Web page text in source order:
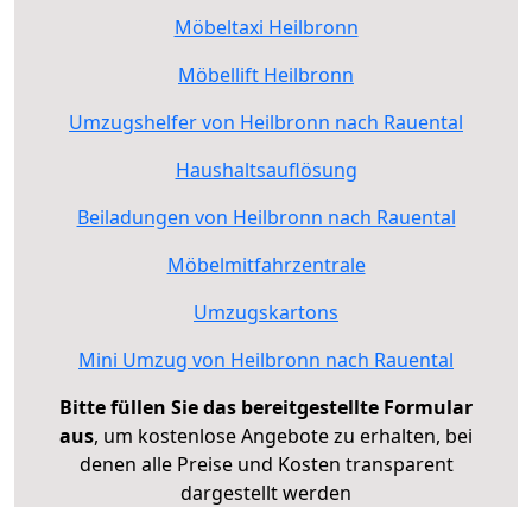
Möbeltaxi Heilbronn
Möbellift Heilbronn
Umzugshelfer von Heilbronn nach Rauental
Haushaltsauflösung
Beiladungen von Heilbronn nach Rauental
Möbelmitfahrzentrale
Umzugskartons
Mini Umzug von Heilbronn nach Rauental
Bitte füllen Sie das bereitgestellte Formular
aus, um kostenlose Angebote zu erhalten, bei
denen alle Preise und Kosten transparent
dargestellt werden